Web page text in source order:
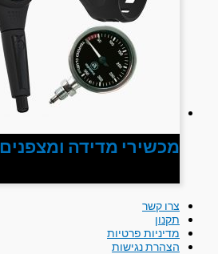
מכשירי מדידה ומצפנים
צרו קשר
תקנון
מדיניות פרטיות
הצהרת נגישות